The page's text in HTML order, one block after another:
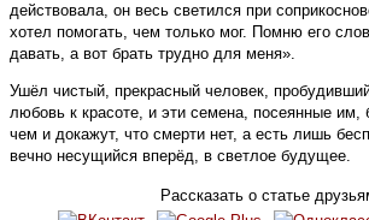
действовала, он весь светился при
хотел помогать, чем только мог. Помню его
давать, а вот брать трудно для меня».
Ушёл чистый, прекрасный человек,
любовь к красоте, и эти семена, посеянные им,
чем и докажут, что смерти нет, а есть лишь
вечно несущийся вперёд, в светлое будущее.
Рассказать о статье